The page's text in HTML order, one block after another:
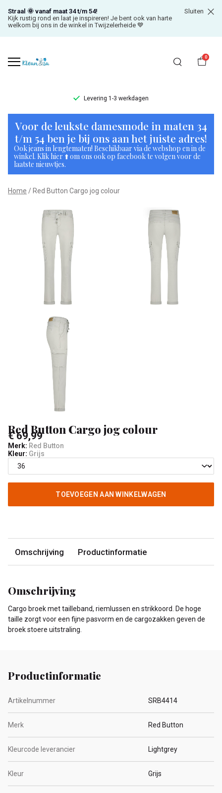
Straal 🌞 vanaf maat 34 t/m 54!
Kijk rustig rond en laat je inspireren! Je bent ook van harte
welkom bij ons in de winkel in Twijzelerheide 💙
Sluiten
0
Levering 1-3 werkdagen
Red
Button
Cargo
jog
colour
Klean
Voor de leukste damesmode in maten 34
t/m 54 ben je bij ons aan het juiste adres!
Ook jeans in lengtematen! Beschikbaar via de webshop en in de
winkel. Klik hier ⬆️ om ons ook op facebook te volgen voor de
laatste nieuwtjes.
Home Red Button Cargo jog colour
Red Button Cargo jog colour
€ 69,99
Merk: Red Button
Kleur: Grijs
TOEVOEGEN AAN WINKELWAGEN
Omschrijving Productinformatie
Omschrijving
Cargo broek met tailleband, riemlussen en strikkoord. De hoge
taille zorgt voor een fijne pasvorm en de cargozakken geven de
broek stoere uitstraling.
Productinformatie
Artikelnummer SRB4414
Merk Red Button
Kleurcode leverancier Lightgrey
Kleur Grijs